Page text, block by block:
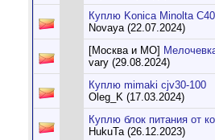
Куплю Konica Minolta
Novaya (22.07.2024)
[Москва и МО]
vary (29.08.2024)
Куплю mimaki cjv30-100
Oleg_K (17.03.2024)
Куплю блок питания от
HukuTa (26.12.2023)